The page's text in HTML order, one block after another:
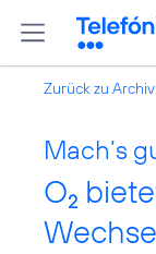
Zurück zu
Mach’s
O2